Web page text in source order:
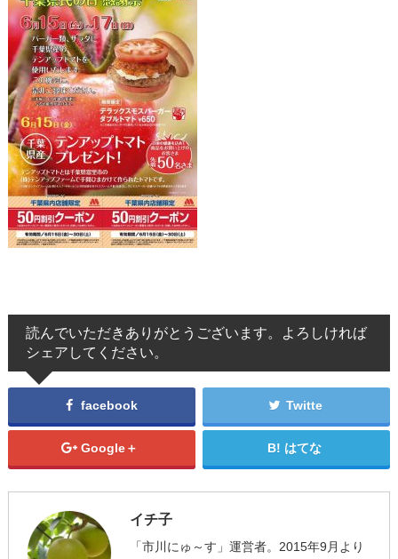
読んでいただきありがとうございます。よろしければ
シェアしてください。
facebook Twitte
Google＋ はてな
イチ子
「市川にゅ～す」運営者。2015年9月より